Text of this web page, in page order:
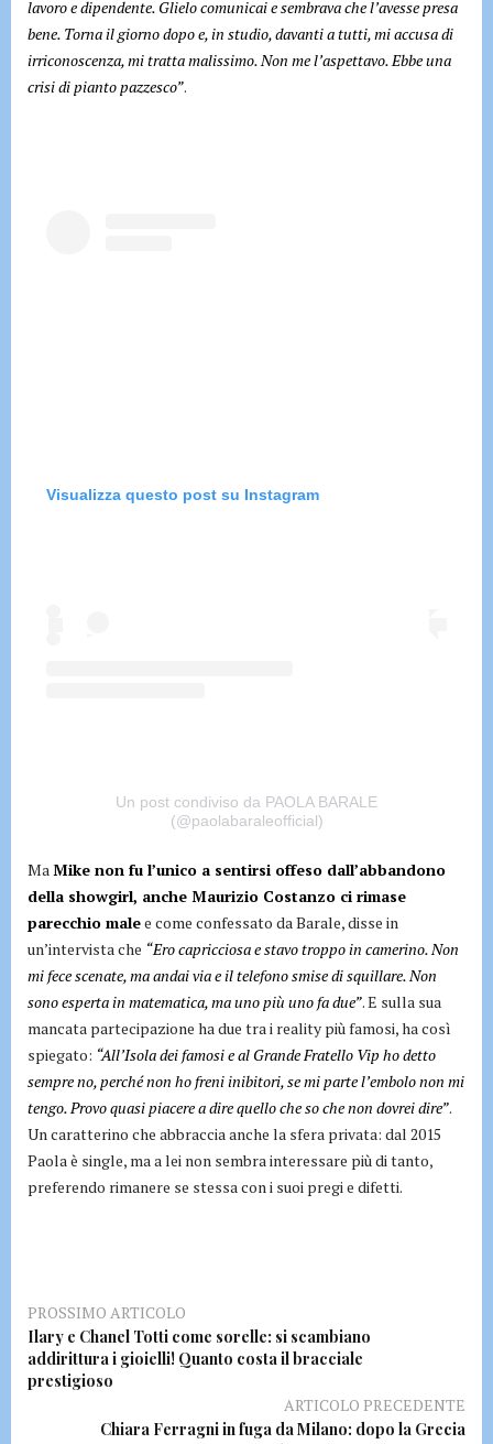
lavoro e dipendente. Glielo comunicai e sembrava che l’avesse presa
bene. Torna il giorno dopo e, in studio, davanti a tutti, mi accusa di
irriconoscenza, mi tratta malissimo. Non me l’aspettavo. Ebbe una
crisi di pianto pazzesco”.
Visualizza questo post su Instagram
Un post condiviso da PAOLA BARALE
(@paolabaraleofficial)
MaMike non fu l’unico a sentirsi offeso dall’abbandono
della showgirl, anche Maurizio Costanzo ci rimase
parecchio malee come confessato da Barale, disse in
un’intervista che “Ero capricciosa e stavo troppo in camerino. Non
mi fece scenate, ma andai via e il telefono smise di squillare. Non
sono esperta in matematica, ma uno più uno fa due”. E sulla sua
mancata partecipazione ha due tra i reality più famosi, ha così
spiegato: “All’Isola dei famosi e al Grande Fratello Vip ho detto
sempre no, perché non ho freni inibitori, se mi parte l’embolo non mi
tengo. Provo quasi piacere a dire quello che so che non dovrei dire”.
Un caratterino che abbraccia anche la sfera privata: dal 2015
Paola è single, ma a lei non sembra interessare più di tanto,
preferendo rimanere se stessa con i suoi pregi e difetti.
PROSSIMO ARTICOLO
Ilary e Chanel Totti come sorelle: si scambiano
addirittura i gioielli! Quanto costa il bracciale
prestigioso
ARTICOLO PRECEDENTE
Chiara Ferragni in fuga da Milano: dopo la Grecia